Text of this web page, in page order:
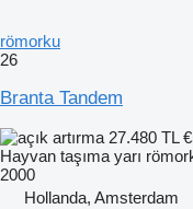
römorku
26
Branta Tandem
27.480 TL
Hayvan taşıma yarı
2000
Hollanda, Amsterdam